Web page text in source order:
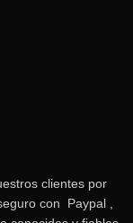
clientes por
con Paypal ,